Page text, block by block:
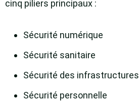
cinq piliers principaux :
Sécurité numérique
Sécurité sanitaire
Sécurité des infrastructures
Sécurité personnelle